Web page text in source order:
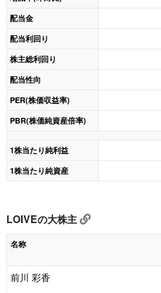
配当金
配当利回り
株主総利回り
配当性向
PER(株価収益率)
PBR(株価純資産倍率)
1株当たり純利益
1株当たり純資産
LOIVEの大株主
名称
前川 彩香